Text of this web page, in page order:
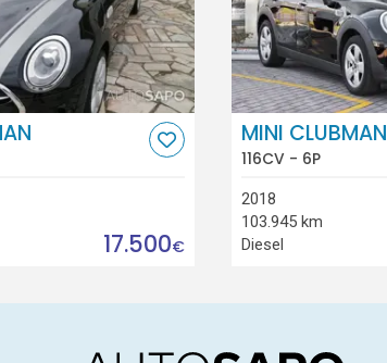
17.500€
MINI CLUBMAN
116CV - 6P
2018
103.945 km
Diesel